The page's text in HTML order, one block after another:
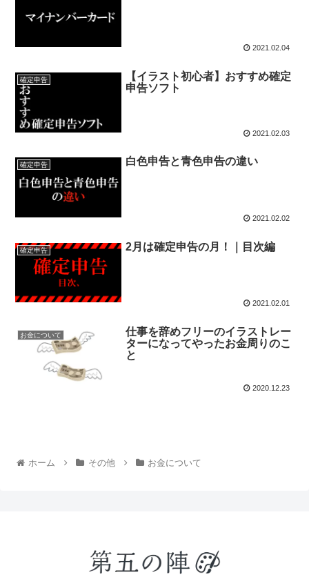
2021.02.04
確定申告
【イラスト初心者】おすすめ確定
申告ソフト
2021.02.03
確定申告 白色申告と青色申告の違い
2021.02.02
確定申告 2月は確定申告の月！｜目次編
2021.02.01
お金について
仕事を辞めフリーのイラストレー
ターになってやったお金周りのこ
と
2020.12.23
ホーム その他 お金について